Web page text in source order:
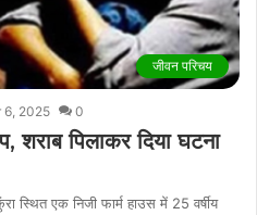
जीवन परिचय
6, 2025 0
शराब पिलाकर दिया घटना
स्थित एक निजी फार्म हाउस में 25 वर्षीय